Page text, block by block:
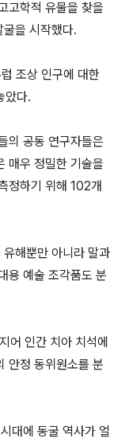
고학적 유물을 찾을
을 시작했다.
조상 인구에 대한
았다.
의 공동 연구자들은
매우 정밀한 기술을
정하기 위해 102개
해뿐만 아니라 말과
용 예술 조각품도 분
어 인간 치아 치석에
안정 동위원소를 분
대에 동굴 역사가 얼